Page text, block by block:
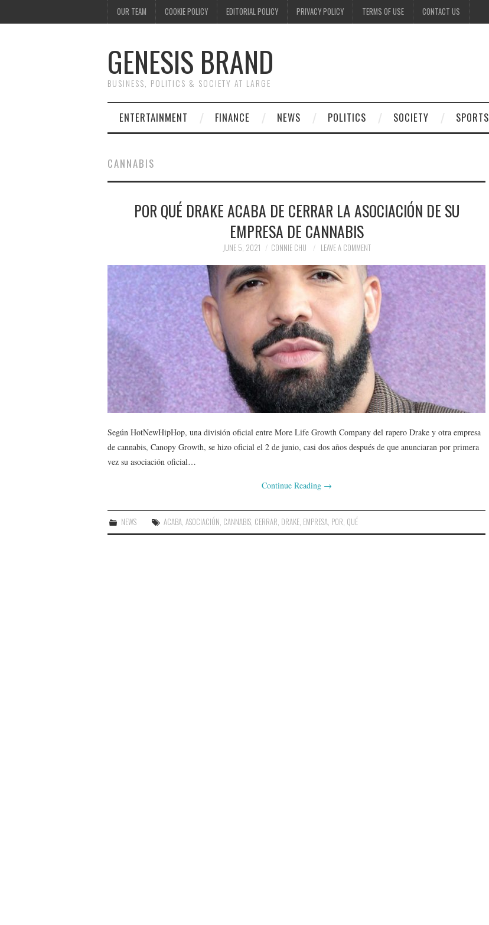
OUR TEAM COOKIE POLICY EDITORIAL POLICY PRIVACY POLICY TERMS OF USE CONTACT US
GENESIS BRAND
BUSINESS, POLITICS & SOCIETY AT LARGE
ENTERTAINMENT FINANCE NEWS POLITICS SOCIETY SPORTS
CANNABIS
POR QUÉ DRAKE ACABA DE CERRAR LA ASOCIACIÓN DE SU
EMPRESA DE CANNABIS
JUNE 5, 2021 CONNIE CHU LEAVE A COMMENT
Según HotNewHipHop, una división oficial entre More Life Growth Company del rapero Drake y otra empresa
de cannabis, Canopy Growth, se hizo oficial el 2 de junio, casi dos años después de que anunciaran por primera
vez su asociación oficial…
Continue Reading →
NEWS ACABA ,ASOCIACIÓN CANNABIS CERRAR DRAKE EMPRESA POR QUÉ